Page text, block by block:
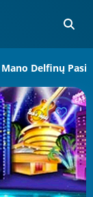
Mano Delfinų